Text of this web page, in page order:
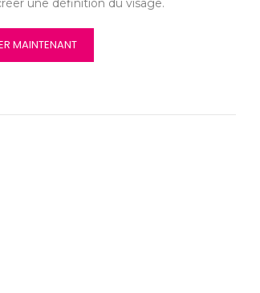
une définition du visage.
MAINTENANT